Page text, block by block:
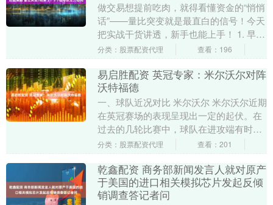
做交易想提前吃肉，就得看懂资金的“悄悄
话”——量比突变就是最直白的信号！今天
把实战干货讲透，新手也能上手！ 1. 早盘
偷偷吸筹：主力在“低调囤货” 量比突然从
分类：股票配资代理 查看：196
易启胜配资 英冠专家：米尔沃尔对阵
沃特福德
一、球队近况对比 米尔沃尔 米尔沃尔近期
在英冠赛场的表现呈现出一定的起伏。在
过去的几轮比赛中，球队在进攻端有时能
够展现出较强的火力，创造出不少有威胁
分类：股票配资代理 查看：201
乾鑫配资 商务部新闻发言人就对原产
于美国的进口相关模拟芯片发起反倾
销调查答记者问